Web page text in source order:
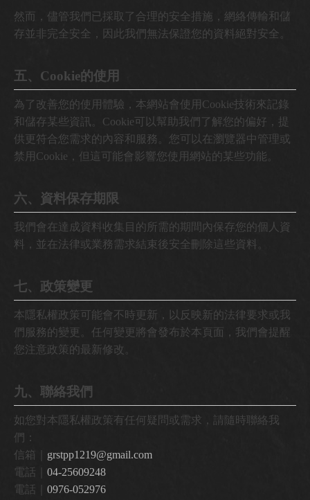
然而，儘管我們已採取了合理的安全措施，網絡傳輸和儲
存並非完全安全，因此我們無法保證您的資料絕對安全。
五、Cookie的使用
為了改善您的使用體驗，本網站會使用Cookie技術來記錄
和儲存某些資訊。Cookie可以幫助我們了解您的偏好，提
供更符合您需求的內容和服務。您可以在瀏覽器中管理或
禁用Cookie，但這可能會影響您使用網站的某些功能。
六、資料保存期限
我們會在達成資料收集目的所需的期間內保存您的個人資
料，並在法律或業務需求結束後安全刪除這些資料。
七、政策變更
本隱私權政策可能會不時更新，以反映新的法律要求或我
們服務的變更。任何變更將會發布於本頁面，我們會提醒
您注意政策的最新修改。
九、聯絡我們
如您對本隱私權政策有任何疑問或需求，請隨時聯絡我
們：
信箱｜ grstpp1219@gmail.com
電話｜ 04-25609248
電話｜ 0976-052976